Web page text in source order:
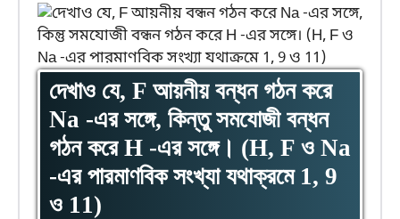
দেখাও যে, F আয়নীয় বন্ধন গঠন করে
Na -এর সঙ্গে, কিন্তু সমযোজী বন্ধন
গঠন করে H -এর সঙ্গে। (H, F ও Na
-এর পারমাণবিক সংখ্যা যথাক্রমে 1, 9
ও 11)